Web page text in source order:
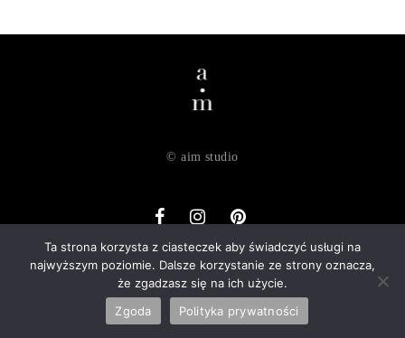
Ta strona korzysta z ciasteczek aby świadczyć usługi na
najwyższym poziomie. Dalsze korzystanie ze strony oznacza,
że zgadzasz się na ich użycie.
Zgoda
Polityka prywatności
© aim studio
o nas dostawa zwroty regulamin
polityka prywatności
kontakt